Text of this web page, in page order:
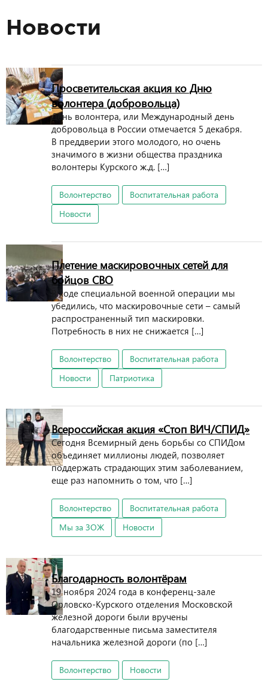
Новости
Просветительская акция ко Дню
волонтера (добровольца)
День волонтера, или Международный день
добровольца в России отмечается 5 декабря.
В преддверии этого молодого, но очень
значимого в жизни общества праздника
волонтеры Курского ж.д. […]
Волонтерство
Воспитательная работа
Новости
Плетение маскировочных сетей для
бойцов СВО
В ходе специальной военной операции мы
убедились, что маскировочные сети – самый
распространенный тип маскировки.
Потребность в них не снижается […]
Волонтерство
Воспитательная работа
Новости
Патриотика
Всероссийская акция «Стоп ВИЧ/СПИД»
Сегодня Всемирный день борьбы со СПИДом
объединяет миллионы людей, позволяет
поддержать страдающих этим заболеванием,
еще раз напомнить о том, что […]
Волонтерство
Воспитательная работа
Мы за ЗОЖ
Новости
Благодарность волонтёрам
19 ноября 2024 года в конференц-зале
Орловско-Курского отделения Московской
железной дороги были вручены
благодарственные письма заместителя
начальника железной дороги (по […]
Волонтерство Новости